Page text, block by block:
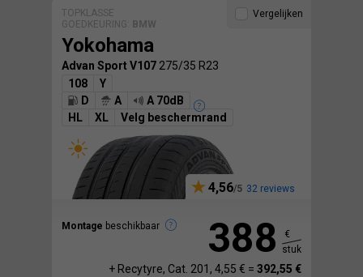
TOPKLASSE
GOEDKEURING:
BMW
Yokohama
Advan Sport V107 275/35 R23
108
Y
D
A
A 70dB
HL
XL Velg beschermrand
4,56 32 reviews
Montage beschikbaar
Vergelijken
388
€
stuk
+ Recytyre, Cat. 201, 4,55 € = 392,55 €